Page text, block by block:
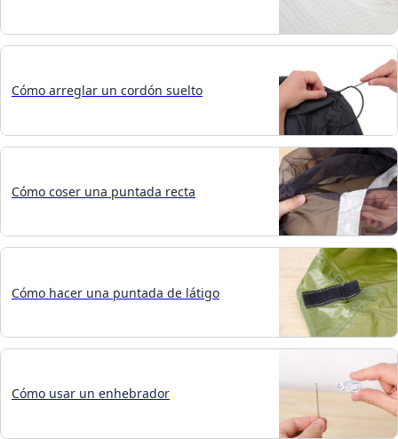
Cómo arreglar un cordón suelto
Cómo coser una puntada recta
Cómo hacer una puntada de látigo
Cómo usar un enhebrador